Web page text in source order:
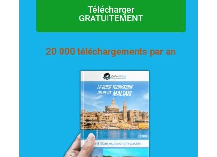
Télécharger
GRATUITEMENT
20 000 téléchargements par an